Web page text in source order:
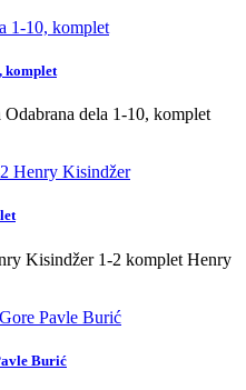
komplet
dela 1-10, komplet
Kisindžer 1-2 komplet Henry
Burić